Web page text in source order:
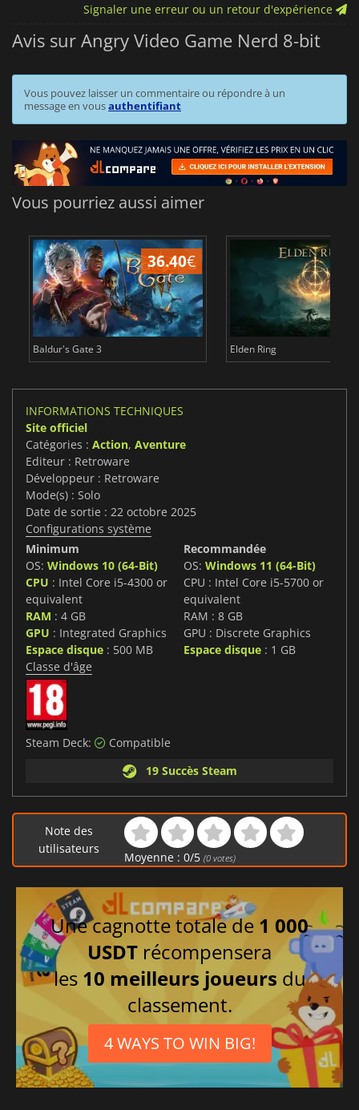
Signaler une erreur ou un retour d'expérience
Avis sur Angry Video Game Nerd 8-bit
Vous pouvez laisser un commentaire ou répondre à un
message en vousauthentifiant
Vous pourriez aussi aimer
36.40€
Baldur's Gate 3 Elden Ring
INFORMATIONS TECHNIQUES
Site officiel
Catégories : Action, Aventure
Editeur : Retroware
Développeur : Retroware
Mode(s) : Solo
Date de sortie : 22 octobre 2025
Configurations système
Minimum
OS: Windows 10 (64-Bit)
CPU : Intel Core i5-4300 or
equivalent
RAM : 4 GB
GPU : Integrated Graphics
Espace disque : 500 MB
Recommandée
OS: Windows 11 (64-Bit)
CPU : Intel Core i5-5700 or
equivalent
RAM : 8 GB
GPU : Discrete Graphics
Espace disque : 1 GB
Classe d'âge
Steam Deck:
Compatible
19 Succès Steam
Note des
utilisateurs
Moyenne : 0/5 (0votes)
Une cagnotte totale de 1 000
USDT récompensera
les 10 meilleurs joueurs du
classement.
4 WAYS TO WIN BIG!